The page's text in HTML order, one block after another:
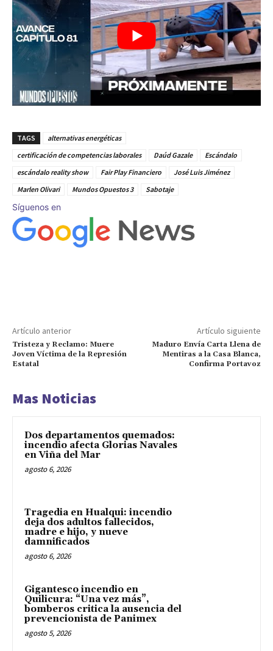
TAGS
alternativas energéticas
certificación de competencias laborales
Daúd Gazale
Escándalo
escándalo reality show
Fair Play Financiero
José Luis Jiménez
Marlen Olivari
Mundos Opuestos 3 Sabotaje
Síguenos en
Artículo anterior
Tristeza y Reclamo: Muere
Joven Víctima de la Represión
Estatal
Artículo siguiente
Maduro Envía Carta Llena de
Mentiras a la Casa Blanca,
Confirma Portavoz
Mas Noticias
Dos departamentos quemados:
incendio afecta Glorias Navales
en Viña del Mar
agosto 6, 2026
Tragedia en Hualqui: incendio
deja dos adultos fallecidos,
madre e hijo, y nueve
damnificados
agosto 6, 2026
Gigantesco incendio en
Quilicura: “Una vez más”,
bomberos critica la ausencia del
prevencionista de Panimex
agosto 5, 2026